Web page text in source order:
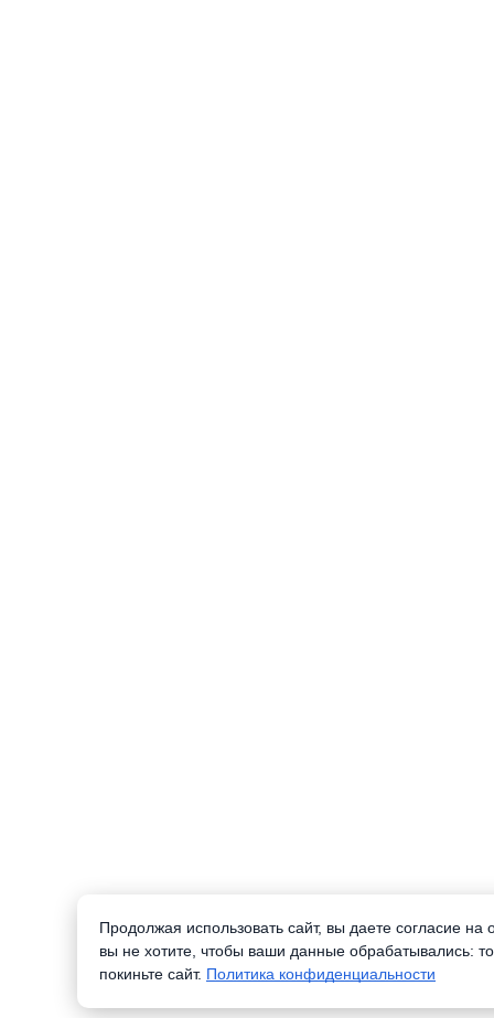
Продолжая использовать сайт, вы даете согласие
вы не хотите, чтобы ваши данные обрабатывались:
покиньте сайт. Политика конфиденциальности